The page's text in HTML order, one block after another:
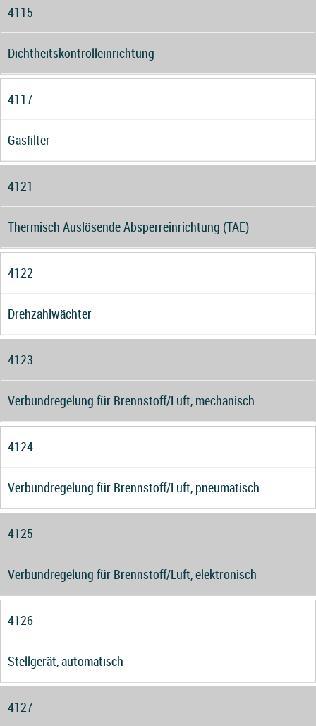
4115
Dichtheitskontrolleinrichtung
4117
Gasfilter
4121
Thermisch Auslösende Absperreinrichtung (TAE)
4122
Drehzahlwächter
4123
Verbundregelung für Brennstoff/Luft, mechanisch
4124
Verbundregelung für Brennstoff/Luft, pneumatisch
4125
Verbundregelung für Brennstoff/Luft, elektronisch
4126
Stellgerät, automatisch
4127